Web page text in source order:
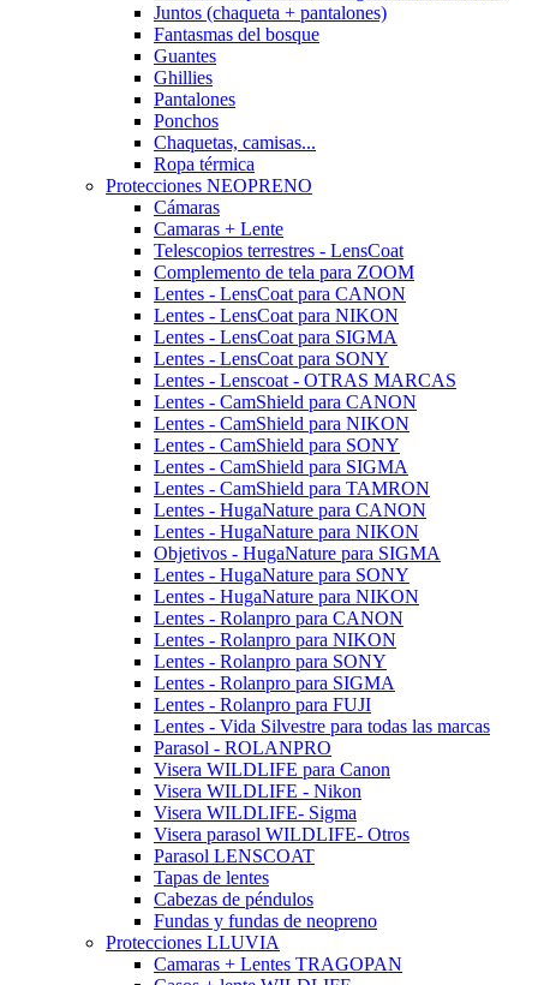
Juntos (chaqueta + pantalones)
Fantasmas del bosque
Guantes
Ghillies
Pantalones
Ponchos
Chaquetas, camisas...
Ropa térmica
Protecciones NEOPRENO
Cámaras
Camaras + Lente
Telescopios terrestres - LensCoat
Complemento de tela para ZOOM
Lentes - LensCoat para CANON
Lentes - LensCoat para NIKON
Lentes - LensCoat para SIGMA
Lentes - LensCoat para SONY
Lentes - Lenscoat - OTRAS MARCAS
Lentes - CamShield para CANON
Lentes - CamShield para NIKON
Lentes - CamShield para SONY
Lentes - CamShield para SIGMA
Lentes - CamShield para TAMRON
Lentes - HugaNature para CANON
Lentes - HugaNature para NIKON
Objetivos - HugaNature para SIGMA
Lentes - HugaNature para SONY
Lentes - HugaNature para NIKON
Lentes - Rolanpro para CANON
Lentes - Rolanpro para NIKON
Lentes - Rolanpro para SONY
Lentes - Rolanpro para SIGMA
Lentes - Rolanpro para FUJI
Lentes - Vida Silvestre para todas las marcas
Parasol - ROLANPRO
Visera WILDLIFE para Canon
Visera WILDLIFE - Nikon
Visera WILDLIFE- Sigma
Visera parasol WILDLIFE- Otros
Parasol LENSCOAT
Tapas de lentes
Cabezas de péndulos
Fundas y fundas de neopreno
Protecciones LLUVIA
Camaras + Lentes TRAGOPAN